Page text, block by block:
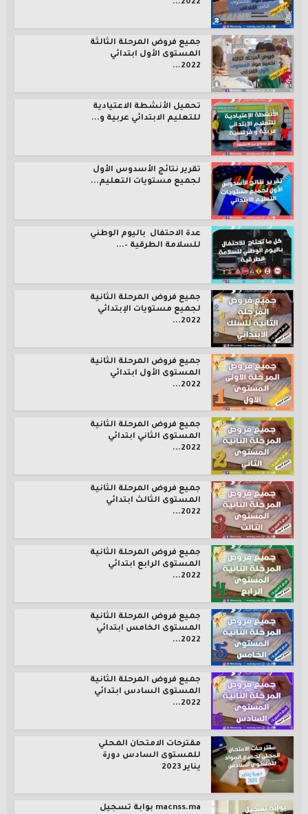
2022...
جميع فروض المرحلة الثالثة
المستوى الأول ابتدائي
2022...
تحميل الأنشطة الاعتيادية
للتعليم الابتدائي عربية و...
تقرير نتائج الأسدوس الأول
لجميع مستويات التعليم...
عدة الاحتفال باليوم الوطني
للسلامة الطرقية –...
جميع فروض المرحلة الثانية
لجميع مستويات الإبتدائي
2022...
جميع فروض المرحلة الثانية
المستوى الأول ابتدائي
2022...
جميع فروض المرحلة الثانية
المستوى الثاني ابتدائي
2022...
جميع فروض المرحلة الثانية
المستوى الثالث ابتدائي
2022...
جميع فروض المرحلة الثانية
المستوى الرابع ابتدائي
2022...
جميع فروض المرحلة الثانية
المستوى الخامس ابتدائي
2022...
جميع فروض المرحلة الثانية
المستوى السادس ابتدائي
2022...
مقترحات الامتحان المحلي
للمستوى السادس دورة
يناير 2023
macnss.ma بوابة تسجيل